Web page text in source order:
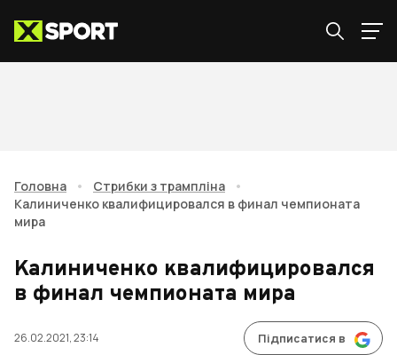
Головна • Стрибки з трампліна
•
Калиниченко квалифицировался в финал чемпионата
мира
Калиниченко квалифицировался
в финал чемпионата мира
26.02.2021, 23:14 Підписатися в